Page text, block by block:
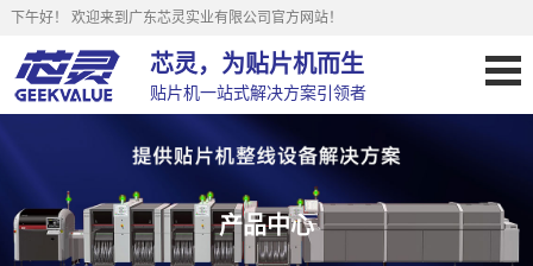
下午好！ 欢迎来到广东芯灵实业有限公司官方网站！
芯灵，为贴片机而生
贴片机一站式解决方案引领者
产品中心